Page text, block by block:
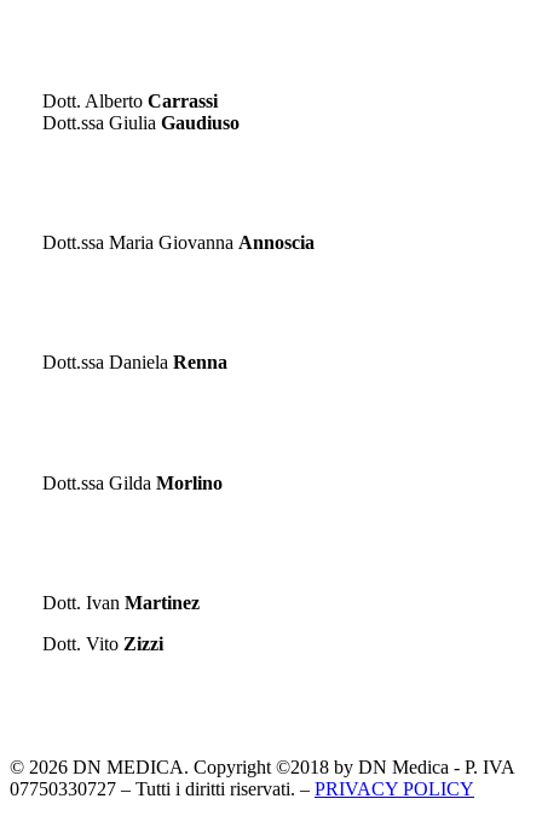
Dott. AlbertoCarrassi
Dott.ssa Giulia Gaudiuso
Dott.ssa Maria Giovanna Annoscia
Dott.ssa Daniela Renna
Dott.ssa Gilda Morlino
Dott. Ivan Martinez
Dott. Vito Zizzi
© 2026 DN MEDICA. Copyright ©2018 by DN Medica - P. IVA
07750330727 – Tutti i diritti riservati. – PRIVACY POLICY